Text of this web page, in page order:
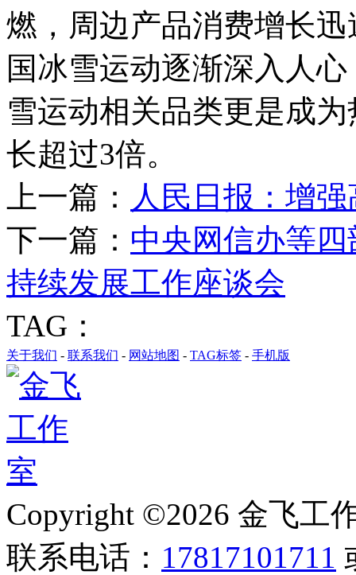
燃，周边产品消费增长
国冰雪运动逐渐深入人
雪运动相关品类更是成
长超过3倍。
上一篇： 人民日报：增
下一篇： 中央网信办等
持续发展工作座谈会
TAG：
关于我们 - 联系我们 - 网站地图 - TAG标签 - 手机版
Copyright ©2026 金飞工
联系电话： 17817101711